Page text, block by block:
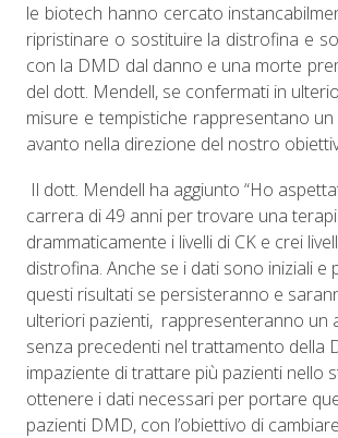
le biotech hanno cercato
ripristinare o sostituire la distrofina e
con la DMD dal danno e una morte
del dott. Mendell, se confermati in
misure e tempistiche rappresentano
avanto nella direzione del nostro
Il dott. Mendell ha aggiunto “Ho
carrera di 49 anni per trovare una
drammaticamente i livelli di CK e crei
distrofina. Anche se i dati sono iniziali e
questi risultati se persisteranno e
ulteriori pazienti, rappresenteranno un
senza precedenti nel trattamento della
impaziente di trattare più pazienti nello
ottenere i dati necessari per portare
pazienti DMD, con l’obiettivo di cambiare